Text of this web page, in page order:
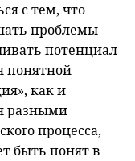
с тем, что
проблемы
потенциал
понятной
как и
разными
процесса,
быть понят в